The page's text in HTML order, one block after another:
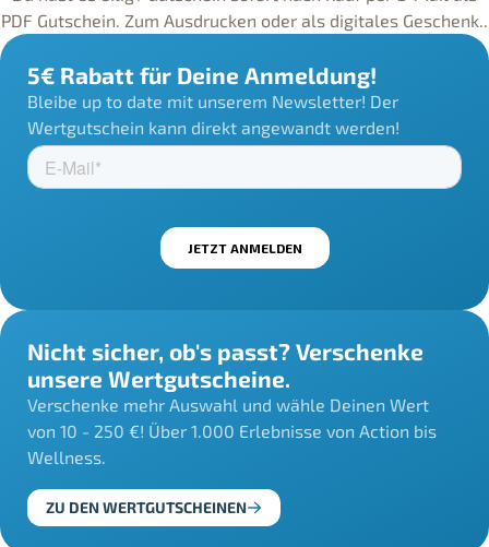
PDF Gutschein. Zum Ausdrucken oder als digitales Geschenk..
5€ Rabatt für Deine Anmeldung!
Bleibe up to date mit unserem Newsletter! Der
Wertgutschein kann direkt angewandt werden!
Nicht sicher, ob's passt? Verschenke
unsere Wertgutscheine.
Verschenke mehr Auswahl und wähle Deinen Wert
von 10 - 250 €! Über 1.000 Erlebnisse von Action bis
Wellness.
ZU DEN WERTGUTSCHEINEN